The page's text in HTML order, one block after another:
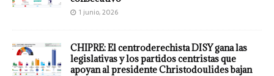
1 junio, 2026
CHIPRE: El centroderechista DISY gana las
legislativas y los partidos centristas que
apoyan al presidente Christodoulides bajan